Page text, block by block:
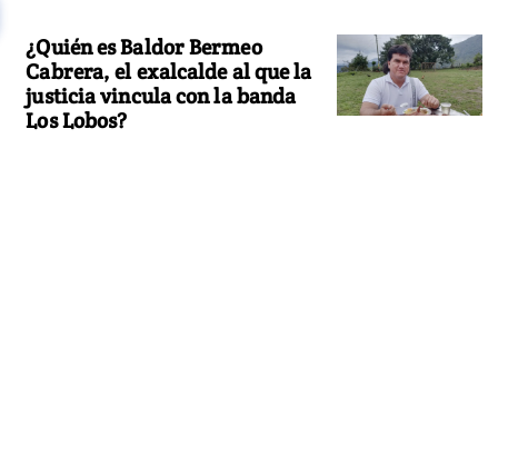
¿Quién es Baldor Bermeo
Cabrera, el exalcalde al que la
justicia vincula con la banda
Los Lobos?